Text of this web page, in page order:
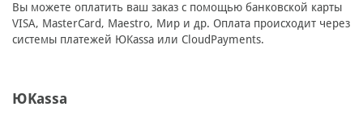
Вы можете оплатить ваш заказ с помощью банковской карты
VISA, MasterCard, Maestro, Мир и др. Оплата происходит через
системы платежей ЮKassa или CloudPayments.
ЮKassa